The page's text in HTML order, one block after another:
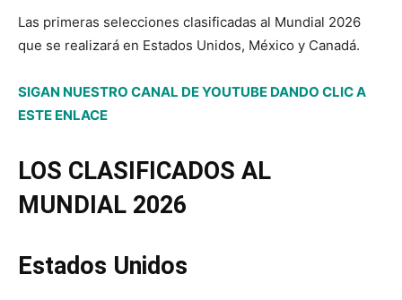
Las primeras selecciones clasificadas al Mundial 2026
que se realizará en Estados Unidos, México y Canadá.
SIGAN NUESTRO CANAL DE YOUTUBE DANDO CLIC A
ESTE ENLACE
LOS CLASIFICADOS AL
MUNDIAL 2026
Estados Unidos